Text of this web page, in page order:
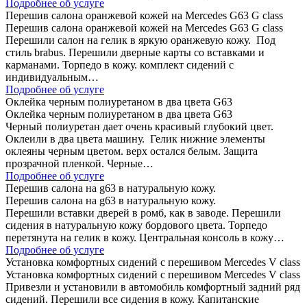
Подробнее об услуге
Перешив салона оранжевой кожей на Mercedes G63 G class
Перешив салона оранжевой кожей на Mercedes G63 G class
Перешили салон на гелик в яркую оранжевую кожу. Под
стиль brabus. Перешили дверные карты со вставками и
карманами. Торпедо в кожу. комплект сидений с
индивидуальным…
Подробнее об услуге
Оклейка черным полиуретаном в два цвета G63
Оклейка черным полиуретаном в два цвета G63
Черный полиуретан дает очень красивый глубокий цвет.
Оклеили в два цвета машину. Гелик нижние элементы
оклеяны черным цветом. верх остался белым. Защита
прозрачной пленкой. Черные…
Подробнее об услуге
Перешив салона на g63 в натуральную кожу.
Перешив салона на g63 в натуральную кожу.
Перешили вставки дверей в ромб, как в заводе. Перешили
сидения в натуральную кожу бордового цвета. Торпедо
перетянута на гелик в кожу. Центральная консоль в кожу…
Подробнее об услуге
Установка комфортных сидений с перешивом Mercedes V class
Установка комфортных сидений с перешивом Mercedes V class
Привезли и установили в автомобиль комфортный задний ряд
сидений. Перешили все сидения в кожу. Капитанские